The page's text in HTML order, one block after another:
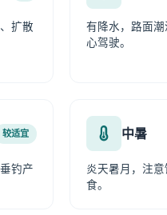
扩散
有降水，路面
心驾驶。
较适宜
钓产
中暑
炎天暑月，注
食。